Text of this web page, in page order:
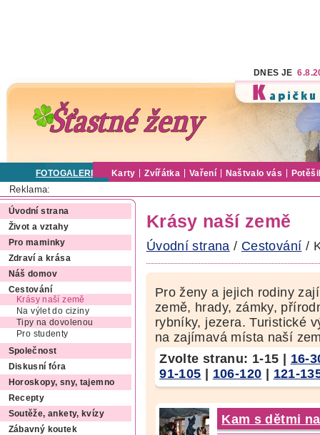
DNES JE
FOTOGALERIE Karty Zvířátka Vaření Naštvalo vás
Reklama:
Úvodní strana
Život a vztahy
Pro maminky
Zdraví a krása
Náš domov
Cestování
Krásy naší země
Na výlet do ciziny
Tipy na dovolenou
Pro studenty
Společnost
Diskusní fóra
Horoskopy, sny, tajemno
Recepty
Soutěže, ankety, kvízy
Zábavný koutek
Krásy naší země
Úvodní strana / Cestování /
Pro ženy a jejich rodiny
země, hrady, zámky,
rybníky, jezera. Turistické
na zajímavá místa naší
Zvolte stranu: 1-15
16-
91-105
106-120 121-
Kam s dětmi